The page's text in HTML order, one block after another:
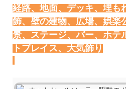
経路、地面、デッキ、埋も
飾、壁の建物、広場、娯楽
景、ステージ、バー、ホテ